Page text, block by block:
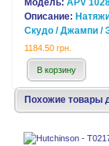
Модель: APV
Описание:
Скудо / Джампи /
1184.50 грн.
В корзину
Похожие товары